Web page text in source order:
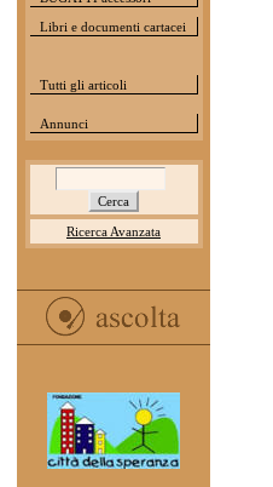
Libri e documenti cartacei
Tutti gli articoli
Annunci
Ricerca Avanzata